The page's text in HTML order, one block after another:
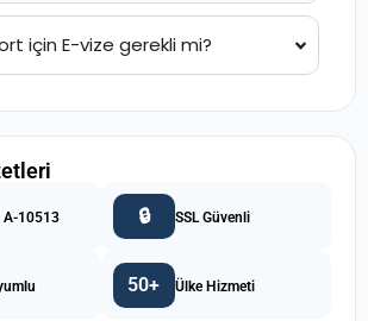
için E-vize gerekli mi?
A-10513 🔒 SSL Güvenli
50+ Ülke Hizmeti